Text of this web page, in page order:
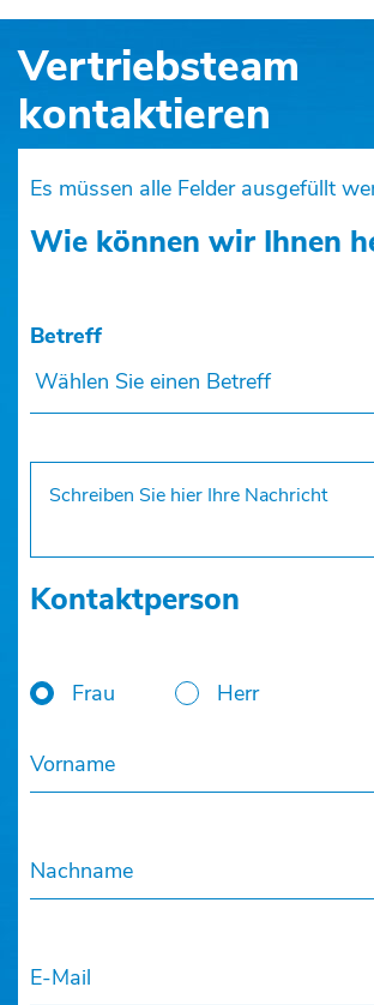
Vertriebsteam
kontaktieren
Es müssen alle Felder ausgefüllt
Wie können wir Ihnen
Betreff
Wählen Sie einen Betreff
Kontaktperson
Frau Herr
Vorname
Nachname
E-Mail